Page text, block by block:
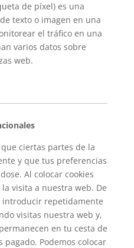
de píxel) es una
texto o imagen en una
el tráfico en una
varios datos sobre
web.
ciertas partes de la
y que tus preferencias
Al colocar cookies
visita a nuestra web. De
introducir repetidamente
visitas nuestra web y,
en tu cesta de
pagado. Podemos colocar